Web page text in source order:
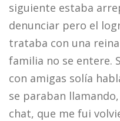
siguiente estaba
denunciar pero el
trataba con una
familia no se entere.
con amigas solía
se paraban
chat, que me fui